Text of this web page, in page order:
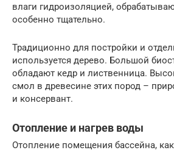
влаги гидроизоляцией,
особенно тщательно.
Традиционно для постройки и
используется дерево. Большой
обладают кедр и лиственница.
смол в древесине этих пород –
и консервант.
Отопление и нагрев воды
Отопление помещения бассейна,